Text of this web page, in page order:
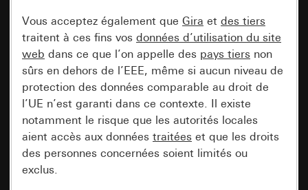
Vous acceptez également que Gira et des tiers
traitent à ces fins vos données d’utilisation du site
web dans ce que l’on appelle des pays tiers non
sûrs en dehors de l’EEE, même si aucun niveau de
protection des données comparable au droit de
l’UE n’est garanti dans ce contexte. Il existe
notamment le risque que les autorités locales
aient accès aux données traitées et que les droits
des personnes concernées soient limités ou
exclus.